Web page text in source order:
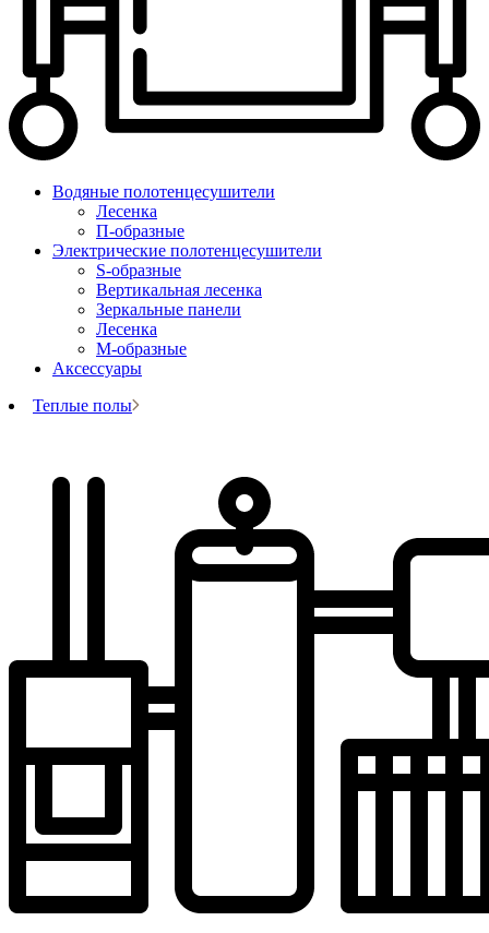
Водяные полотенцесушители
Лесенка
П-образные
Электрические полотенцесушители
S-образные
Вертикальная лесенка
Зеркальные панели
Лесенка
М-образные
Аксессуары
Теплые полы